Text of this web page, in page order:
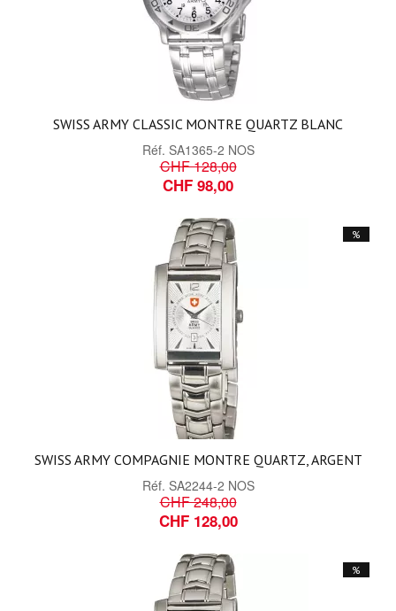
SWISS ARMY CLASSIC MONTRE QUARTZ BLANC
Réf. SA1365-2 NOS
CHF 128,00
CHF 98,00
%
SWISS ARMY COMPAGNIE MONTRE QUARTZ, ARGENT
Réf. SA2244-2 NOS
CHF 248,00
CHF 128,00
%